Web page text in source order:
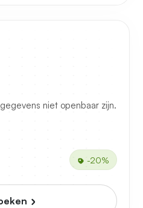
niet openbaar zijn.
-20%